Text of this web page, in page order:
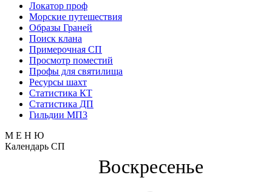
Локатор проф
Морские путешествия
Образы Граней
Поиск клана
Примерочная СП
Просмотр поместий
Профы для святилища
Ресурсы шахт
Статистика КТ
Статистика ДП
Гильдии МП3
М Е Н Ю
Календарь СП
Воскресенье